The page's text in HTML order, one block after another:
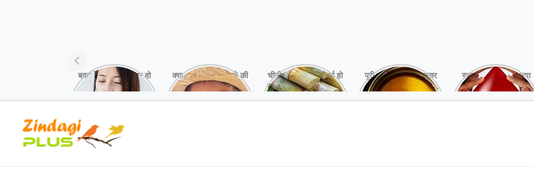
बदलते मौसम में अक्सर हो
जाती है गले में खराश,
क्या आप भी अपने बच्चे की
स्किन पर white
चीनी को कर दें ना, वर्ना हो
सकता है बहुत बड़ा नुक्सान
पूरी बनाने के बाद, अक्सर
तेल बच जाता है,ऐसे में
रक्तदान है ‘महादान’ क्या
आपने करवाया, स्वस्थ
content